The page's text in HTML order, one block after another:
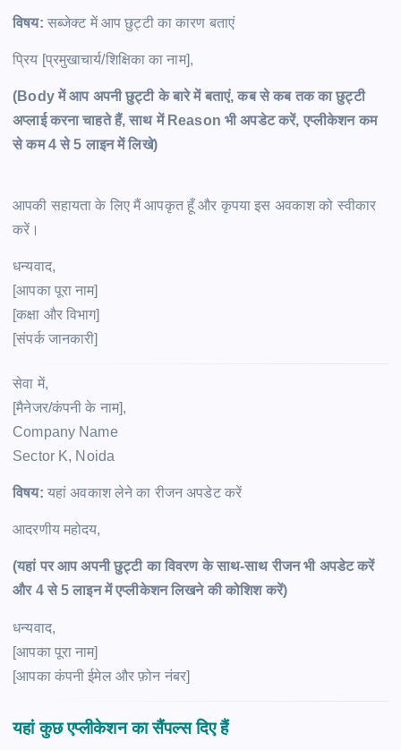
विषय: सब्जेक्ट में आप छुट्टी का कारण बताएं
प्रिय [प्रमुखाचार्य/शिक्षिका का नाम],
(Body में आप अपनी छुट्टी के बारे में बताएं, कब से कब तक का छुट्टी
अप्लाई करना चाहते हैं, साथ में Reason भी अपडेट करें, एप्लीकेशन कम
से कम 4 से 5 लाइन में लिखे)
आपकी सहायता के लिए मैं आपकृत हूँ और कृपया इस अवकाश को स्वीकार
करें।
धन्यवाद,
[आपका पूरा नाम]
[कक्षा और विभाग]
[संपर्क जानकारी]
सेवा में,
[मैनेजर/कंपनी के नाम],
Company Name
Sector K, Noida
विषय: यहां अवकाश लेने का रीजन अपडेट करें
आदरणीय महोदय,
(यहां पर आप अपनी छुट्टी का विवरण के साथ-साथ रीजन भी अपडेट करें
और 4 से 5 लाइन में एप्लीकेशन लिखने की कोशिश करें)
धन्यवाद,
[आपका पूरा नाम]
[आपका कंपनी ईमेल और फ़ोन नंबर]
यहां कुछ एप्लीकेशन का सैंपल्स दिए हैं